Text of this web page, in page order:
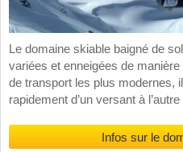
Le domaine skiable baigné de
variées et enneigées de
de transport les plus modernes,
rapidement d’un versant à
Infos sur le